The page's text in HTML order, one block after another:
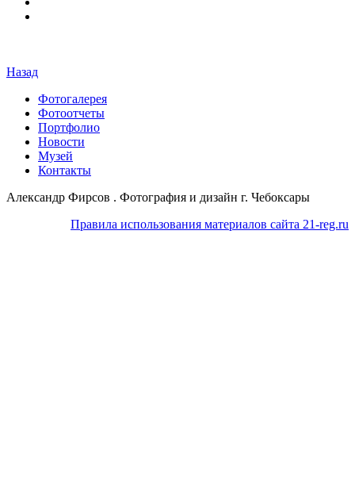
Назад
Фотогалерея
Фотоотчеты
Портфолио
Новости
Музей
Контакты
Александр Фирсов . Фотография и дизайн г. Чебоксары
Правила использования материалов сайта 21-reg.ru